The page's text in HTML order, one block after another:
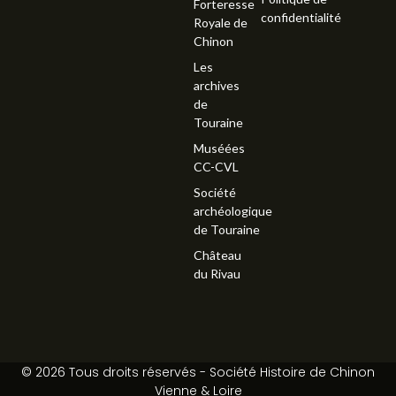
Forteresse
Royale de
Chinon
Les
archives
de
Touraine
Muséées
CC-CVL
Société
archéologique
de Touraine
Château
du Rivau
confidentialité
© 2026 Tous droits réservés - Société Histoire de Chinon
Vienne & Loire